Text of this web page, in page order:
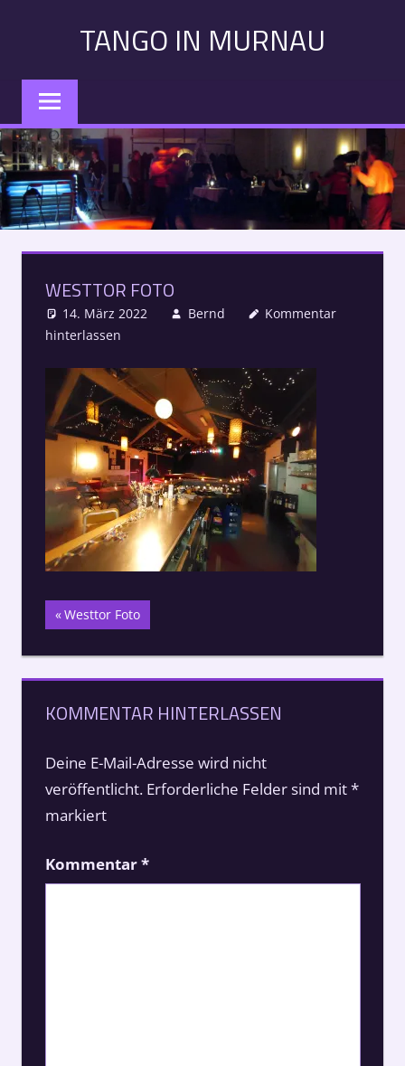
TANGO IN MURNAU
Tango
Veranstaltungen,
Kurse,
Konzerte
–
einen
Blick
WESTTOR FOTO
14. März 2022 Bernd
Kommentar
hinterlassen
Beitragsnavigation
Vorheriger
Beitrag:
Westtor Foto
KOMMENTAR HINTERLASSEN
Deine E-Mail-Adresse wird nicht
veröffentlicht. Erforderliche Felder sind mit*
markiert
Kommentar*